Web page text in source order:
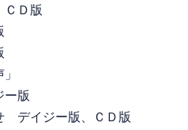
ＣＤ版
版
デイジー版、ＣＤ版